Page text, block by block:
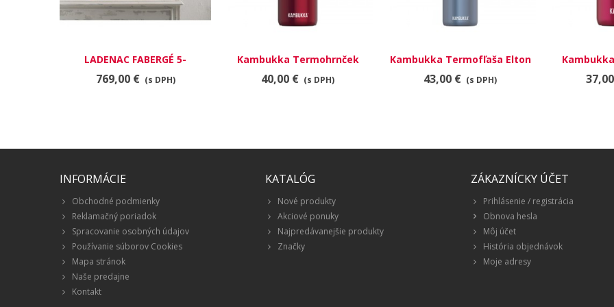
LADENAC FABERGÉ 5-
KNÔTOVÁ VONNÁ SVIEČKA
ZLATÁ - POTIAHNUTÁ 18KT
769,00 € (s DPH)
Kambukka Termohrnček
Olympus 500 ml Ravenous
red
40,00 € (s DPH)
Kambukka Termofľaša Elton
Insulated 750 ml - Sky blue
43,00 € (s DPH)
Etna
INFORMÁCIE
Obchodné podmienky
Reklamačný poriadok
Spracovanie osobných údajov
Používanie súborov Cookies
Mapa stránok
Naše predajne
Kontakt
KATALÓG
Nové produkty
Akciové ponuky
Najpredávanejšie produkty
Značky
ZÁKAZNÍCKY ÚČET
Prihlásenie / registrácia
Obnova hesla
Môj účet
História objednávok
Moje adresy